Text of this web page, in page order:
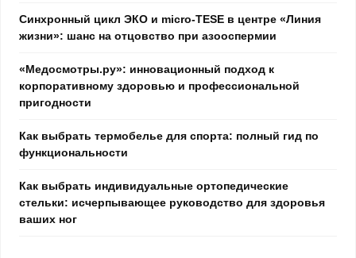
Синхронный цикл ЭКО и micro-TESE в центре «Линия
жизни»: шанс на отцовство при азооспермии
«Медосмотры.ру»: инновационный подход к
корпоративному здоровью и профессиональной
пригодности
Как выбрать термобелье для спорта: полный гид по
функциональности
Как выбрать индивидуальные ортопедические
стельки: исчерпывающее руководство для здоровья
ваших ног